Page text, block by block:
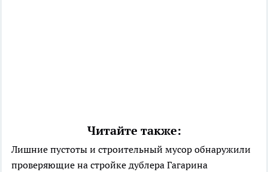
Читайте также:
Лишние пустоты и строительный мусор обнаружили
проверяющие на стройке дублера Гагарина